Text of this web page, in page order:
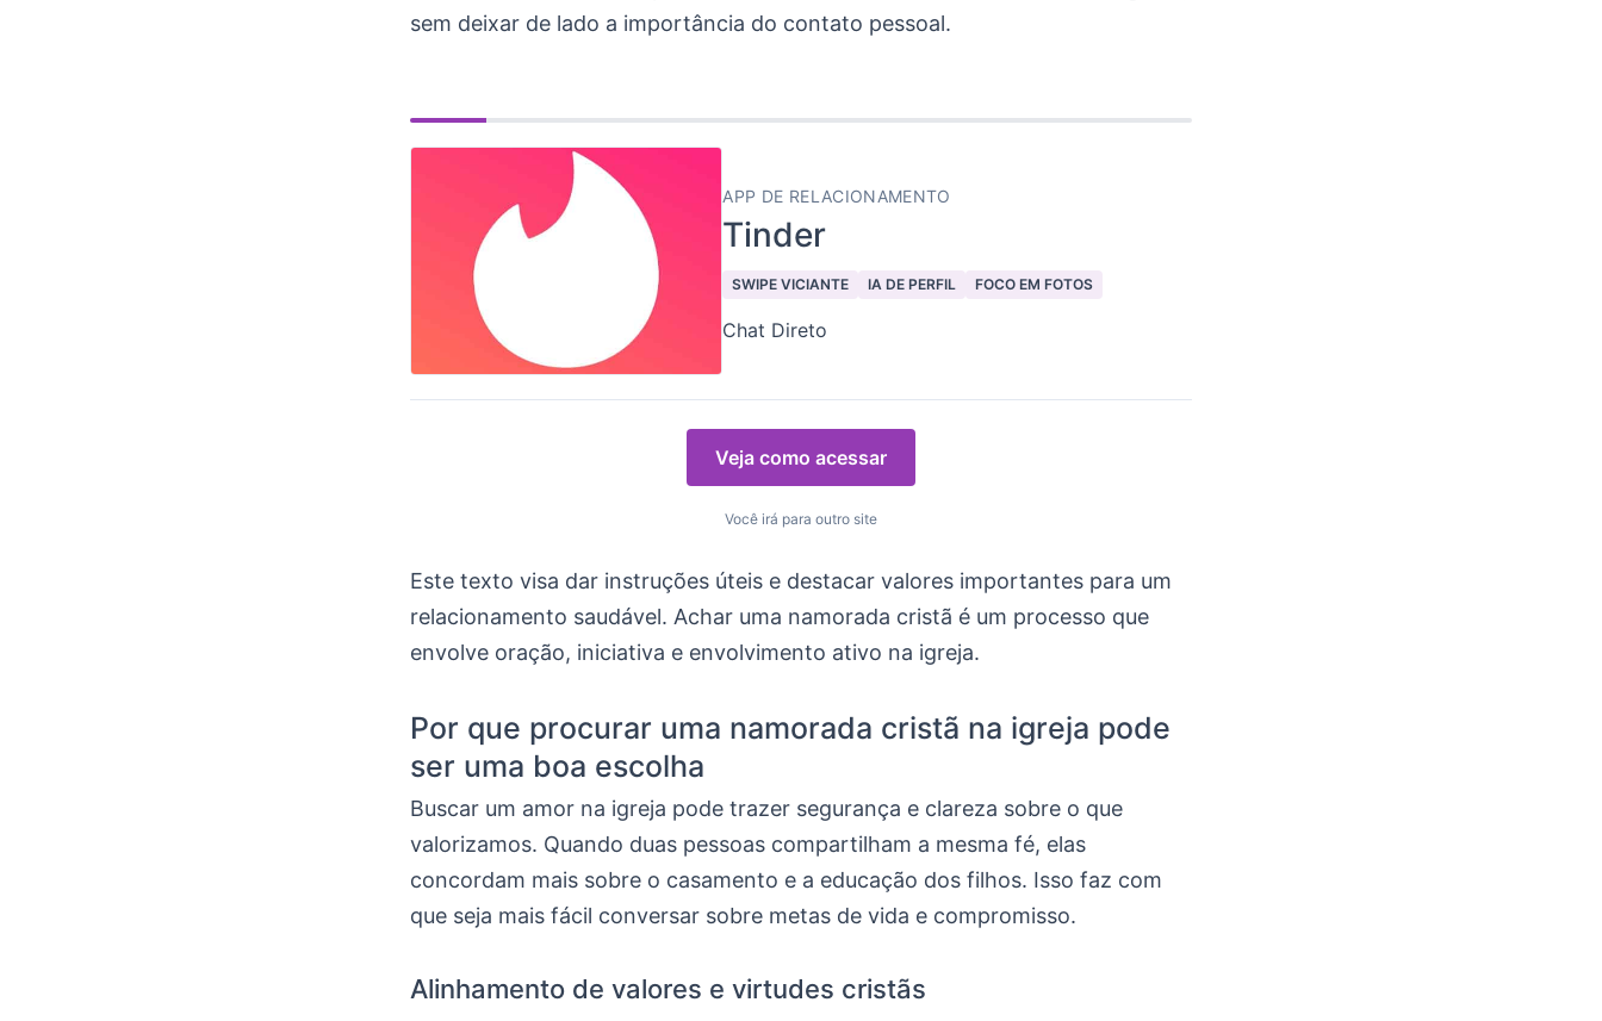
sem deixar de lado a importância do contato pessoal.
APP DE RELACIONAMENTO
Tinder
SWIPE VICIANTE IA DE PERFIL FOCO EM FOTOS
Chat Direto
Veja como acessar
Você irá para outro site
Este texto visa dar instruções úteis e destacar valores importantes para um
relacionamento saudável. Achar uma namorada cristã é um processo que
envolve oração, iniciativa e envolvimento ativo na igreja.
Por que procurar uma namorada cristã na igreja pode
ser uma boa escolha
Buscar um amor na igreja pode trazer segurança e clareza sobre o que
valorizamos. Quando duas pessoas compartilham a mesma fé, elas
concordam mais sobre o casamento e a educação dos filhos. Isso faz com
que seja mais fácil conversar sobre metas de vida e compromisso.
Alinhamento de valores e virtudes cristãs